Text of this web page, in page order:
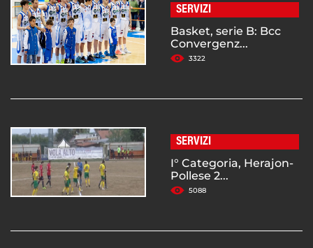
SERVIZI
Basket, serie B: Bcc
Convergenz...
3322
SERVIZI
I° Categoria, Herajon-
Pollese 2...
5088